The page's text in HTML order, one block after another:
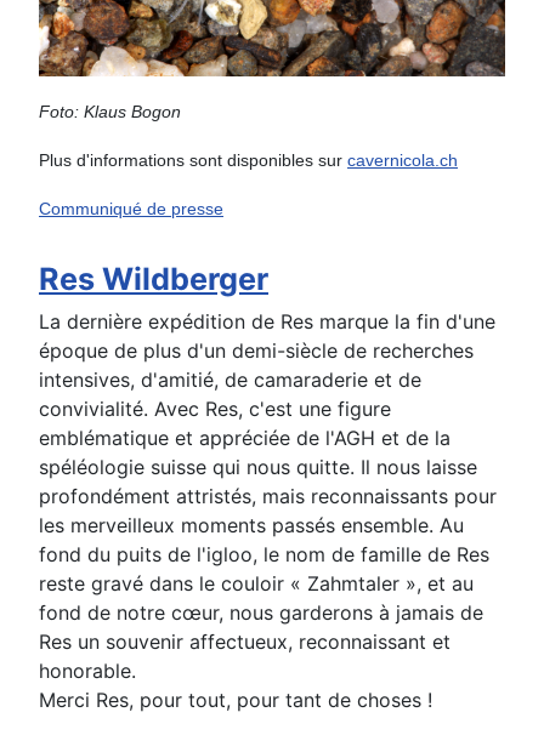
Foto: Klaus Bogon
Plus d'informations sont disponibles sur cavernicola.ch
Communiqué de presse
Res Wildberger
La dernière expédition de Res marque la fin d'une
époque de plus d'un demi-siècle de recherches
intensives, d'amitié, de camaraderie et de
convivialité. Avec Res, c'est une figure
emblématique et appréciée de l'AGH et de la
spéléologie suisse qui nous quitte. Il nous laisse
profondément attristés, mais reconnaissants pour
les merveilleux moments passés ensemble. Au
fond du puits de l'igloo, le nom de famille de Res
reste gravé dans le couloir « Zahmtaler », et au
fond de notre cœur, nous garderons à jamais de
Res un souvenir affectueux, reconnaissant et
honorable.
Merci Res, pour tout, pour tant de choses !